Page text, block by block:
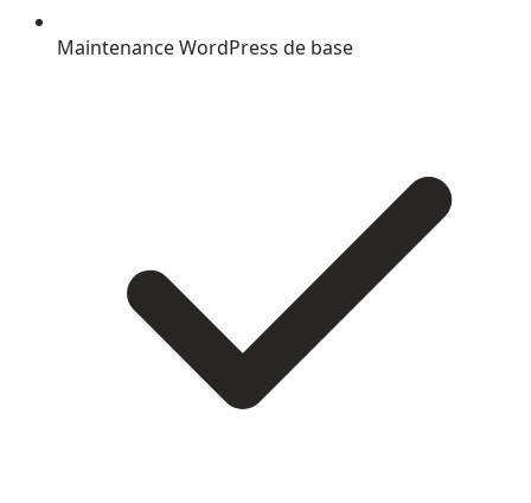
Maintenance WordPress de base